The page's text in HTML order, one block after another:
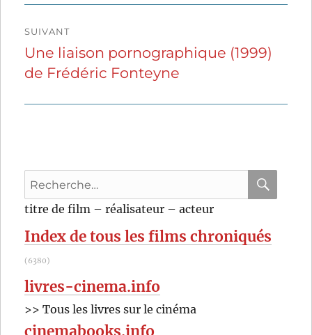
SUIVANT
Publication
suivante :
Une liaison pornographique (1999)
de Frédéric Fonteyne
Recherche
pour
:
titre de film – réalisateur – acteur
Index de tous les films chroniqués
(6380)
livres-cinema.info
>> Tous les livres sur le cinéma
cinemabooks.info